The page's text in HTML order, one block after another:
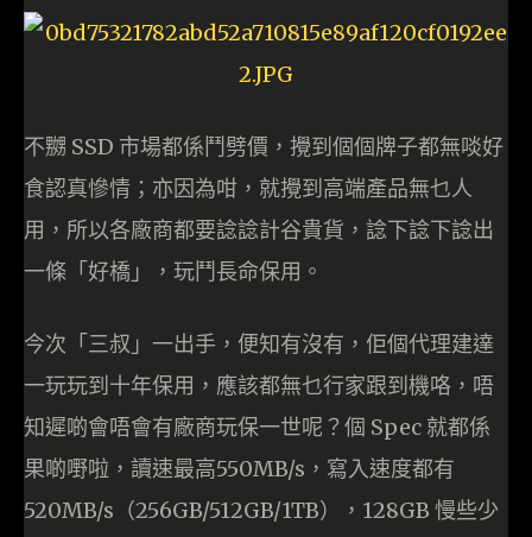
不嬲 SSD 市場都係鬥劈價，攪到個個牌子都無啖好
食認真慘情；亦因為咁，就攪到高端產品無乜人
用，所以各廠商都要諗諗計谷貴貨，諗下諗下諗出
一條「好橋」，玩鬥長命保用。
今次「三叔」一出手，便知有沒有，佢個代理建達
一玩玩到十年保用，應該都無乜行家跟到機咯，唔
知遲啲會唔會有廠商玩保一世呢？個 Spec 就都係
果啲嘢啦，讀速最高550MB/s，寫入速度都有
520MB/s（256GB/512GB/1TB），128GB 慢些少